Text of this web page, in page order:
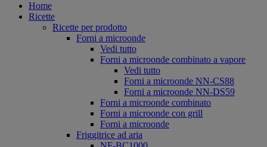
Home
Ricette
Ricette per prodotto
Forni a microonde
Vedi tutto
Forni a microonde combinato a vapore
Vedi tutto
Forni a microonde NN-CS88
Forni a microonde NN-DS59
Forni a microonde combinato
Forni a microonde con grill
Forni a microonde
Friggitrice ad aria